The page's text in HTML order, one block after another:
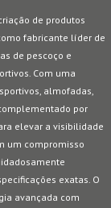
de produtos
fabricante líder de
de pescoço e
Com uma
almofadas,
por
elevar a visibilidade
um compromisso
exatas. O
avançada com